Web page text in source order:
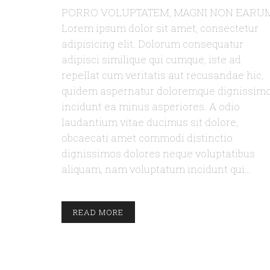
PORRO VOLUPTATEM, MAGNI NON
Lorem ipsum dolor sit amet, consectetur
adipisicing elit. Dolorum consequatur
adipisci similique qui cumque, iste ad
repellat cum veritatis aut recusandae hic,
quidem aspernatur doloremque
incidunt ea minus asperiores. A odio
laudantium vitae ducimus sit dolore,
obcaecati amet commodi distinctio
dignissimos dolores neque voluptatibus
aliquam, nam voluptatum incidunt qui…
READ MORE